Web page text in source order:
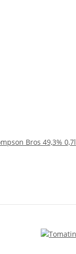
Bros 49,3% 0,7l